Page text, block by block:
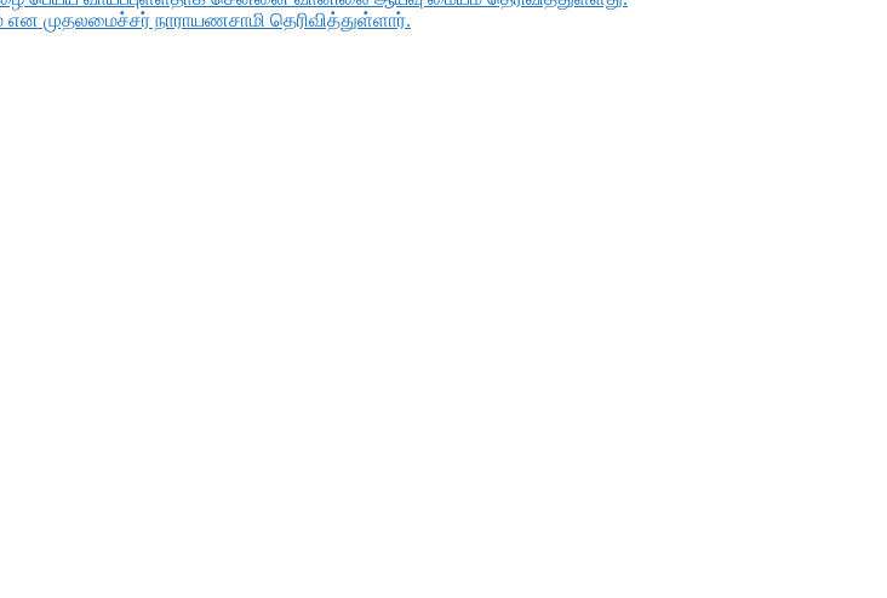
என முதலமைச்சர் நாராயணசாமி தெரிவித்துள்ளார்.